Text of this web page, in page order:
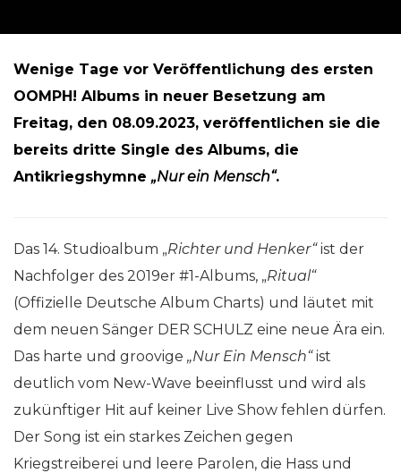
Wenige Tage vor Veröffentlichung des ersten
OOMPH! Albums in neuer Besetzung am
Freitag, den 08.09.2023, veröffentlichen sie die
bereits dritte Single des Albums, die
Antikriegshymne „Nur ein Mensch“.
Das 14. Studioalbum „Richter und Henker“ist der
Nachfolger des 2019er #1-Albums, „Ritual“
(Offizielle Deutsche Album Charts) und läutet mit
dem neuen Sänger DER SCHULZ eine neue Ära ein.
Das harte und groovige „Nur Ein Mensch“ist
deutlich vom New-Wave beeinflusst und wird als
zukünftiger Hit auf keiner Live Show fehlen dürfen.
Der Song ist ein starkes Zeichen gegen
Kriegstreiberei und leere Parolen, die Hass und